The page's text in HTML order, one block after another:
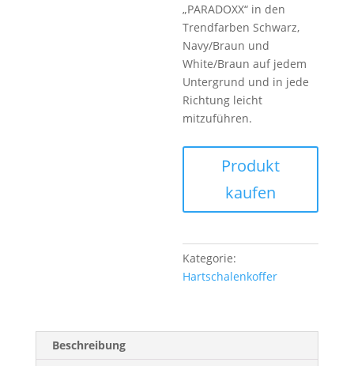
„PARADOXX“ in den
Trendfarben Schwarz,
Navy/Braun und
White/Braun auf jedem
Untergrund und in jede
Richtung leicht
mitzuführen.
Produkt
kaufen
Kategorie:
Hartschalenkoffer
Beschreibung